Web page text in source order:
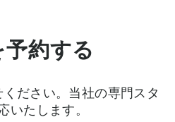
約する
ださい。当社の専門スタ
いたします。